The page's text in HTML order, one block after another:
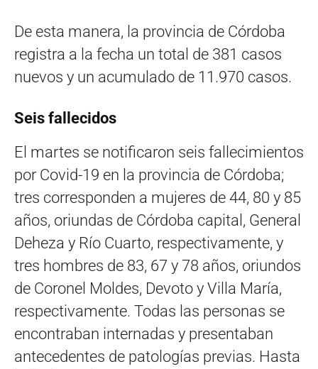
De esta manera, la provincia de Córdoba
registra a la fecha un total de 381 casos
nuevos y un acumulado de 11.970 casos.
Seis fallecidos
El martes se notificaron seis fallecimientos
por Covid-19 en la provincia de Córdoba;
tres corresponden a mujeres de 44, 80 y 85
años, oriundas de Córdoba capital, General
Deheza y Río Cuarto, respectivamente, y
tres hombres de 83, 67 y 78 años, oriundos
de Coronel Moldes, Devoto y Villa María,
respectivamente. Todas las personas se
encontraban internadas y presentaban
antecedentes de patologías previas. Hasta